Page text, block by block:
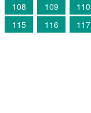
108
109 110
115
116 117